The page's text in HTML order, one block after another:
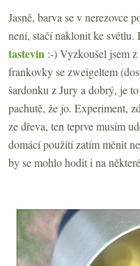
Jasně, barva se v nerezovce
není, stačí naklonit ke
tastevin :-) Vyzkoušel jsem
frankovky se zweigeltem
šardonku z Jury a dobrý, je
pachutě, že jo. Experiment,
ze dřeva, ten teprve musím
domácí použití zatím měnit
by se mohlo hodit i na